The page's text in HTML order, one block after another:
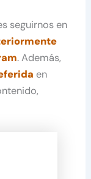
seguirnos en
. Además,
en